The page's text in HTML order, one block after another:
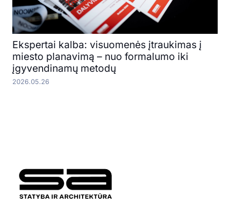
Ekspertai kalba: visuomenės įtraukimas į
miesto planavimą – nuo formalumo iki
įgyvendinamų metodų
2026.05.26